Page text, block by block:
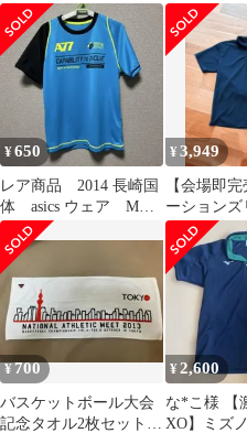
廃盤 ベリーピンク
品 よさ
御当地 ヴ
¥650
レア商品 2014 長崎国
体 asics ウェア Mサ
イズ エメラルドグリ
ーン
¥3,949
【会場即
ーションズ
大会 限定
石川祐希出
¥700
バスケットボール大会
記念タオル2枚セット
¥2,600
な*こ様 【
XO】ミズ